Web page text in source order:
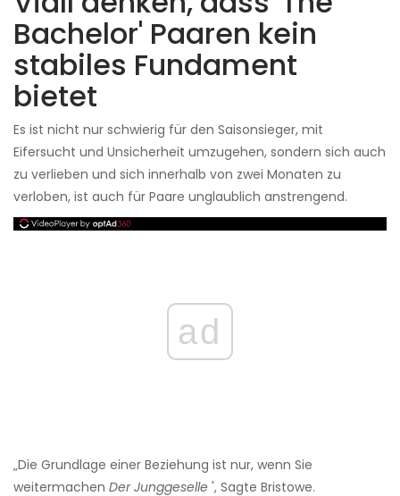
Bachelor' Paaren kein
stabiles Fundament
bietet
Es ist nicht nur schwierig für den Saisonsieger, mit
Eifersucht und Unsicherheit umzugehen, sondern sich auch
zu verlieben und sich innerhalb von zwei Monaten zu
verloben, ist auch für Paare unglaublich anstrengend.
ad
„Die Grundlage einer Beziehung ist nur, wenn Sie
weitermachen Der Junggeselle ', Sagte Bristowe.